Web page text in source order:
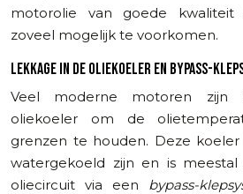
motorolie van goede kwaliteit
zoveel mogelijk te voorkomen.
LEKKAGE IN DE OLIEKOELER EN BYPASS-
Veel moderne motoren zijn
oliekoeler om de
grenzen te houden. Deze
watergekoeld zijn en is
oliecircuit via een bypass-